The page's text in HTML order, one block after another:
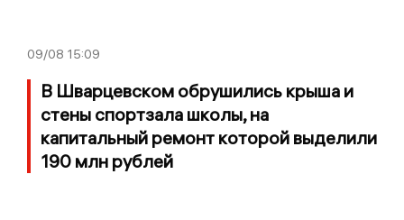
09/08 15:09
В Шварцевском обрушились крыша и
стены спортзала школы, на
капитальный ремонт которой выделили
190 млн рублей